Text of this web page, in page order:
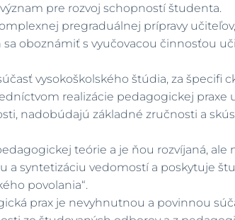
pre rozvoj schopností študenta.
pregraduálnej prípravy
oboznámiť s vyučovacou činnosťou
vysokoškolského štúdia, za špecifi
realizácie pedagogickej praxe
nadobúdajú základné zručnosti a
teórie a je ňou rozvíjaná, ale
syntetizáciu vedomostí a poskytuje
povolania“.
prax je nevyhnutnou a povinnou